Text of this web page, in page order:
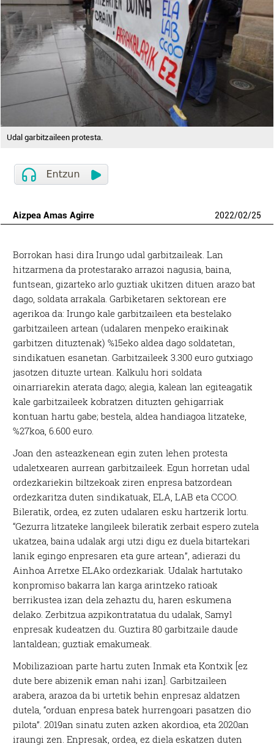
Udal garbitzaileen protesta.
Aizpea Amas Agirre 2022/02/25
Borrokan hasi dira Irungo udal garbitzaileak. Lan
hitzarmena da protestarako arrazoi nagusia, baina,
funtsean, gizarteko arlo guztiak ukitzen dituen arazo bat
dago, soldata arrakala. Garbiketaren sektorean ere
agerikoa da: Irungo kale garbitzaileen eta bestelako
garbitzaileen artean (udalaren menpeko eraikinak
garbitzen dituztenak) %15eko aldea dago soldatetan,
sindikatuen esanetan. Garbitzaileek 3.300 euro gutxiago
jasotzen dituzte urtean. Kalkulu hori soldata
oinarriarekin aterata dago; alegia, kalean lan egiteagatik
kale garbitzaileek kobratzen dituzten gehigarriak
kontuan hartu gabe; bestela, aldea handiagoa litzateke,
%27koa, 6.600 euro.
Joan den asteazkenean egin zuten lehen protesta
udaletxearen aurrean garbitzaileek. Egun horretan udal
ordezkariekin biltzekoak ziren enpresa batzordean
ordezkaritza duten sindikatuak, ELA, LAB eta CCOO.
Bileratik, ordea, ez zuten udalaren esku hartzerik lortu.
“Gezurra litzateke langileek bileratik zerbait espero zutela
ukatzea, baina udalak argi utzi digu ez duela bitartekari
lanik egingo enpresaren eta gure artean”, adierazi du
Ainhoa Arretxe ELAko ordezkariak. Udalak hartutako
konpromiso bakarra lan karga arintzeko ratioak
berrikustea izan dela zehaztu du, haren eskumena
delako. Zerbitzua azpikontratatua du udalak, Samyl
enpresak kudeatzen du. Guztira 80 garbitzaile daude
lantaldean; guztiak emakumeak.
Mobilizazioan parte hartu zuten Inmak eta Kontxik [ez
dute bere abizenik eman nahi izan]. Garbitzaileen
arabera, arazoa da bi urtetik behin enpresaz aldatzen
dutela, “orduan enpresa batek hurrengoari pasatzen dio
pilota”. 2019an sinatu zuten azken akordioa, eta 2020an
iraungi zen. Enpresak, ordea, ez diela eskatzen duten